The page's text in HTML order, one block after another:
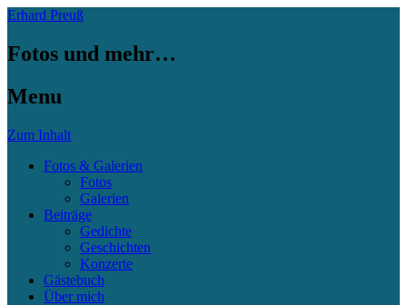
Erhard Preuß
Fotos und mehr…
Menu
Zum Inhalt
Fotos & Galerien
Fotos
Galerien
Beiträge
Gedichte
Geschichten
Konzerte
Gästebuch
Über mich